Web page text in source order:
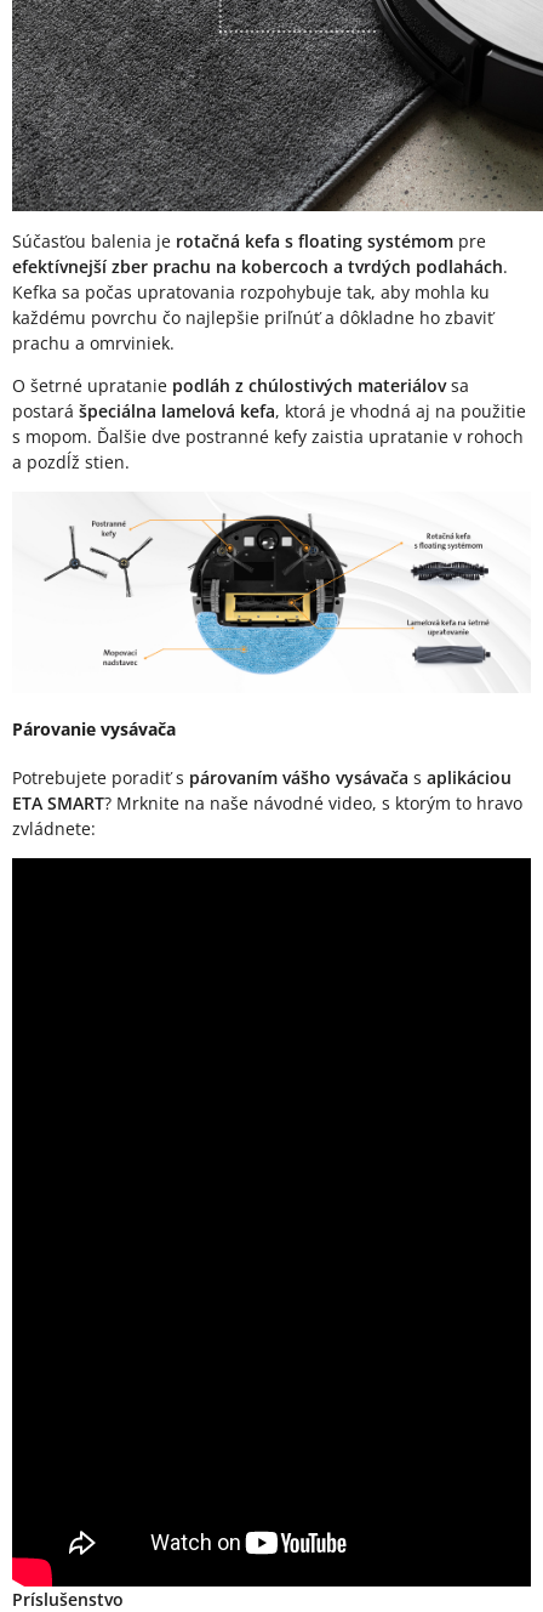
Súčasťou balenia je rotačná kefa s floating systémom pre
efektívnejší zber prachu na kobercoch a tvrdých podlahách.
Kefka sa počas upratovania rozpohybuje tak, aby mohla ku
každému povrchu čo najlepšie priľnúť a dôkladne ho zbaviť
prachu a omrviniek.
O šetrné upratanie podláh z chúlostivých materiálovsa
postará špeciálna lamelová kefa, ktorá je vhodná aj na použitie
s mopom. Ďalšie dve postranné kefy zaistia upratanie v rohoch
a pozdĺž stien.
Párovanie vysávača
Potrebujete poradiť s párovaním vášho vysávača s aplikáciou
ETA SMART? Mrknite na naše návodné video, s ktorým to hravo
zvládnete:
Príslušenstvo